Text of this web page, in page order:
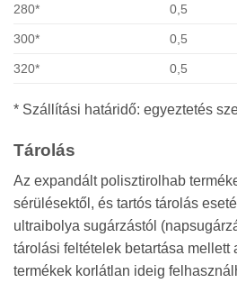
280* 0,5
300* 0,5
320* 0,5
* Szállítási határidő: egyeztetés
Tárolás
Az expandált polisztirolhab
sérülésektől, és tartós tárolás
ultraibolya sugárzástól
tárolási feltételek betartása mellett
termékek korlátlan ideig